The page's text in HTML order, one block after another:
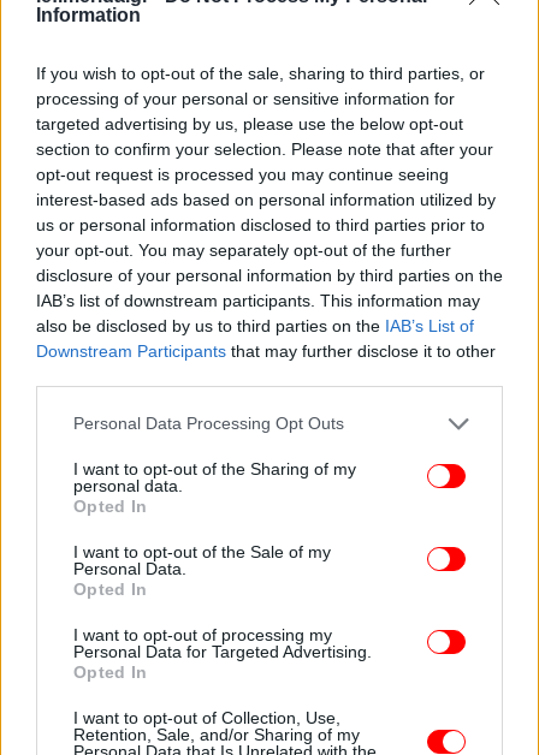
Information
If you wish to opt-out of the sale, sharing to third parties, or
processing of your personal or sensitive information for
targeted advertising by us, please use the below opt-out
section to confirm your selection. Please note that after your
opt-out request is processed you may continue seeing
interest-based ads based on personal information utilized by
us or personal information disclosed to third parties prior to
your opt-out. You may separately opt-out of the further
disclosure of your personal information by third parties on the
IAB’s list of downstream participants. This information may
also be disclosed by us to third parties on the IAB’s List of
Downstream Participants that may further disclose it to other
Please note that this website/app uses one or more Google
not limited to your visit or usage behaviour. You may click to
grant or deny consent to Google and its third-party tags to
use your data for below specified purposes in below Google
consent section.
Personal Data Processing Opt Outs
I want to opt-out of the Sharing of my
personal data.
Opted In
I want to opt-out of the Sale of my
Personal Data.
Opted In
I want to opt-out of processing my
Personal Data for Targeted Advertising.
Opted In
I want to opt-out of Collection, Use,
Retention, Sale, and/or Sharing of my
Personal Data that Is Unrelated with the
Ακολουθήστε το στο Google News
πρώτοι όλες τις ειδήσεις